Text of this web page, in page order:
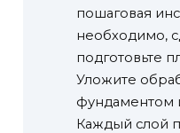
пошаговая
необходимо,
подготовьте
Уложите
фундаментом
Каждый слой